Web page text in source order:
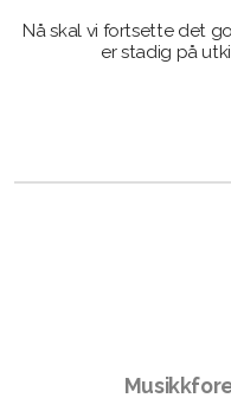
Nå skal vi fortsette det
er stadig på